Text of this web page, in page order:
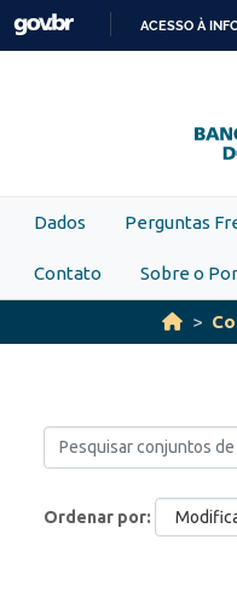
Skip to main content
ACESSO À
Dados Perguntas
Contato Sobre o
Ordenar por